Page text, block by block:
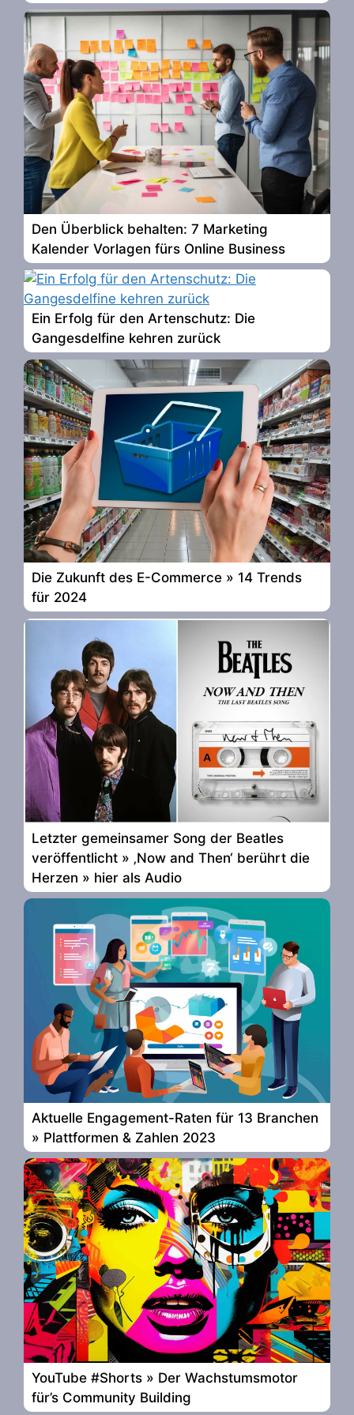
Den Überblick behalten: 7 Marketing
Kalender Vorlagen fürs Online Business
Ein Erfolg für den Artenschutz: Die
Gangesdelfine kehren zurück
Die Zukunft des E-Commerce » 14 Trends
für 2024
Letzter gemeinsamer Song der Beatles
veröffentlicht » ‚Now and Then‘ berührt die
Herzen » hier als Audio
Aktuelle Engagement-Raten für 13 Branchen
» Plattformen & Zahlen 2023
YouTube #Shorts » Der Wachstumsmotor
für’s Community Building